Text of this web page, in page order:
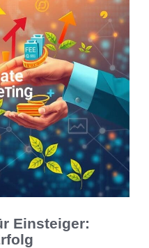
Einsteiger: